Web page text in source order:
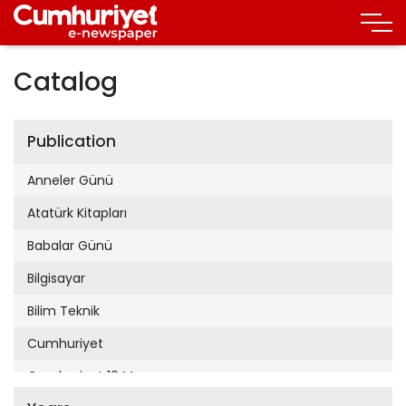
Catalog
Publication
Anneler Günü
Atatürk Kitapları
Babalar Günü
Bilgisayar
Bilim Teknik
Cumhuriyet
Cumhuriyet 19 Mayıs